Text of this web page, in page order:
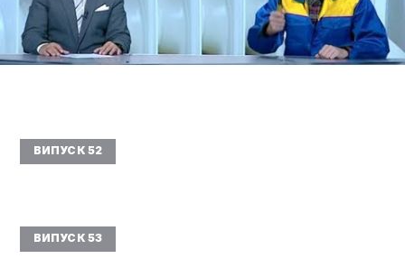
ВИПУСК 52
ВИПУСК 53